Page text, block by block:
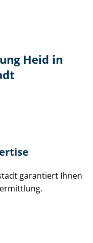
Heid in
garantiert Ihnen